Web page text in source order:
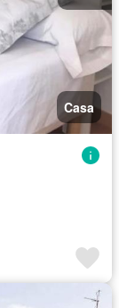
Casa